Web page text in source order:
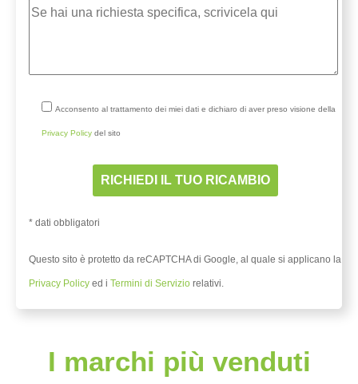
Acconsento al trattamento dei miei dati e dichiaro di aver preso visione della
Privacy Policy del sito
* dati obbligatori
Questo sito è protetto da reCAPTCHA di Google, al quale si applicano la
Privacy Policy ed i Termini di Servizio relativi.
I marchi più venduti